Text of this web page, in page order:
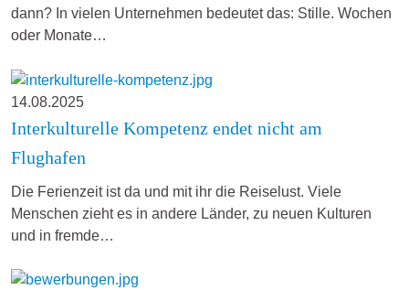
dann? In vielen Unternehmen bedeutet das: Stille. Wochen
oder Monate…
14.08.2025
Interkulturelle Kompetenz endet nicht am
Flughafen
Die Ferienzeit ist da und mit ihr die Reiselust. Viele
Menschen zieht es in andere Länder, zu neuen Kulturen
und in fremde…